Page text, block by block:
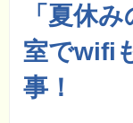
「夏休
室でwifi
事！